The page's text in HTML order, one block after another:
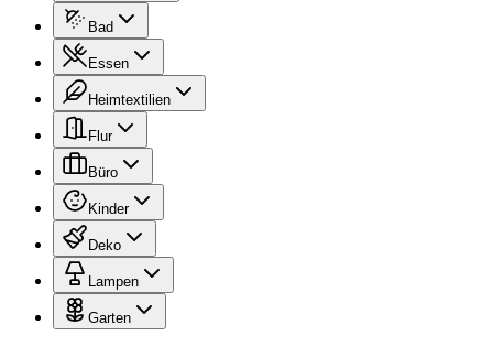
Bad
Essen
Heimtextilien
Flur
Büro
Kinder
Deko
Lampen
Garten